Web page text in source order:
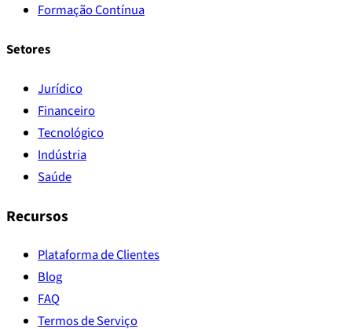
Formação Contínua
Setores
Jurídico
Financeiro
Tecnológico
Indústria
Saúde
Recursos
Plataforma de Clientes
Blog
FAQ
Termos de Serviço